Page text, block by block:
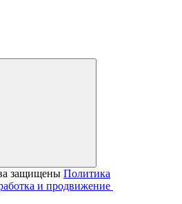
защищены Политика
и продвижение